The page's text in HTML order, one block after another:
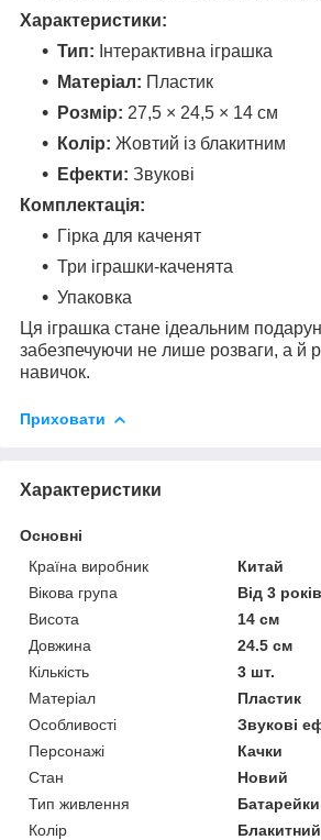
Характеристики:
Тип: Інтерактивна іграшка
Матеріал: Пластик
Розмір: 27,5 × 24,5 × 14 см
Колір: Жовтий із блакитним
Ефекти: Звукові
Комплектація:
Гірка для каченят
Три іграшки-каченята
Упаковка
Ця іграшка стане ідеальним
забезпечуючи не лише розваги, а й
навичок.
Приховати
Характеристики
Основні
Країна виробник
Китай
Вікова група
Від 3 років
Висота
14 см
Довжина
24.5 см
Кількість
3 шт.
Матеріал
Пластик
Особливості
Звукові
Персонажі
Качки
Стан
Новий
Тип живлення
Батарейки
Колір
Блакитний